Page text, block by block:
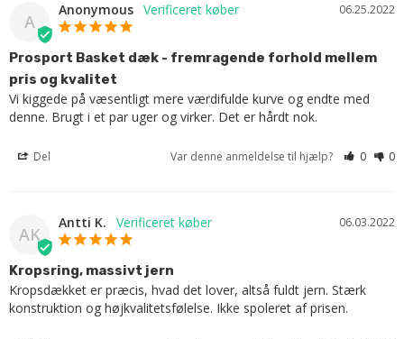
A
06.25.2022
Anonymous
Prosport Basket dæk - fremragende forhold mellem
pris og kvalitet
Vi kiggede på væsentligt mere værdifulde kurve og endte med
denne. Brugt i et par uger og virker. Det er hårdt nok.
Del Var denne anmeldelse til hjælp? 0 0
AK
06.03.2022
Antti K.
Kropsring, massivt jern
Kropsdækket er præcis, hvad det lover, altså fuldt jern. Stærk
konstruktion og højkvalitetsfølelse. Ikke spoleret af prisen.